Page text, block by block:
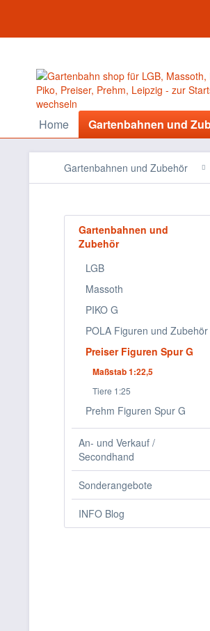
Home Gartenbahnen und
Gartenbahnen und Zubehör
Gartenbahnen und
Zubehör
LGB
Massoth
PIKO G
POLA Figuren und Zubehör
Preiser Figuren Spur G
Maßstab 1:22,5
Tiere 1:25
Prehm Figuren Spur G
An- und Verkauf /
Secondhand
Sonderangebote
INFO Blog